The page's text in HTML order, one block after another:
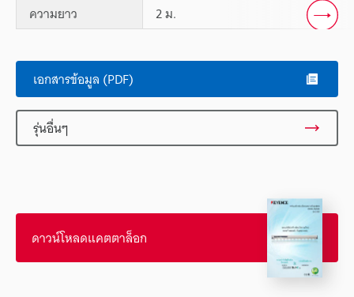
ความยาว
2 ม.
เอกสารข้อมูล (PDF)
รุ่นอื่นๆ
ดาวน์โหลดแคตตาล็อก